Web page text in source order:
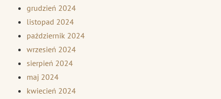
grudzień 2024
listopad 2024
październik 2024
wrzesień 2024
sierpień 2024
maj 2024
kwiecień 2024